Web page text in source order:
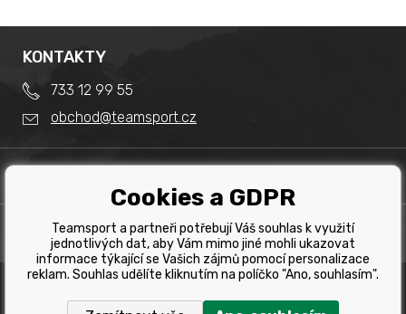
Obchodní podmínky
Splátkový prodej
Reklamace
Tabulka velikostí kol
PRODEJNA
Team Sport - Tomáš Binar
Dlouhá 1228/44C
Havířov
KONTAKTY
733 12 99 55
obchod@teamsport.cz
Cookies a GDPR
Teamsport a partneři potřebují Váš souhlas k využití
jednotlivých dat, aby Vám mimo jiné mohli ukazovat
informace týkající se Vašich zájmů pomocí personalizace
reklam. Souhlas udělíte kliknutím na políčko "Ano, souhlasím".